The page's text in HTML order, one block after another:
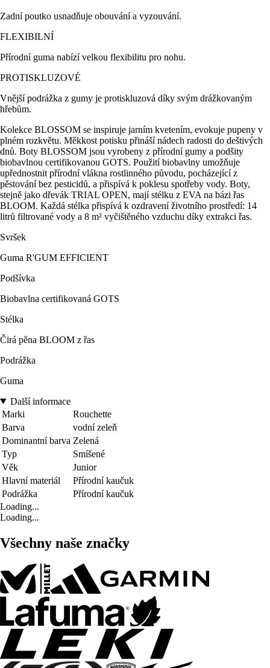
Zadní poutko usnadňuje obouvání a vyzouvání.
FLEXIBILNÍ
Přírodní guma nabízí velkou flexibilitu pro nohu.
PROTISKLUZOVÉ
Vnější podrážka z gumy je protiskluzová díky svým drážkovaným
hřebům.
Kolekce BLOSSOM se inspiruje jarním kvetením, evokuje pupeny v
plném rozkvětu. Měkkost potisku přináší nádech radosti do deštivých
dnů. Boty BLOSSOM jsou vyrobeny z přírodní gumy a podšity
biobavlnou certifikovanou GOTS. Použití biobavlny umožňuje
upřednostnit přírodní vlákna rostlinného původu, pocházející z
pěstování bez pesticidů, a přispívá k poklesu spotřeby vody. Boty,
stejně jako dřevák TRIAL OPEN, mají stélku z EVA na bázi řas
BLOOM. Každá stélka přispívá k ozdravení životního prostředí: 14
litrů filtrované vody a 8 m² vyčištěného vzduchu díky extrakci řas.
Svršek
Guma R'GUM EFFICIENT
Podšívka
Biobavlna certifikovaná GOTS
Stélka
Čirá pěna BLOOM z řas
Podrážka
Guma
Další informace
Marki
Rouchette
Barva
vodní zeleň
Dominantní barva Zelená
Typ
Smíšené
Věk
Junior
Hlavní materiál
Přírodní kaučuk
Podrážka
Přírodní kaučuk
Loading...
Loading...
Všechny naše značky